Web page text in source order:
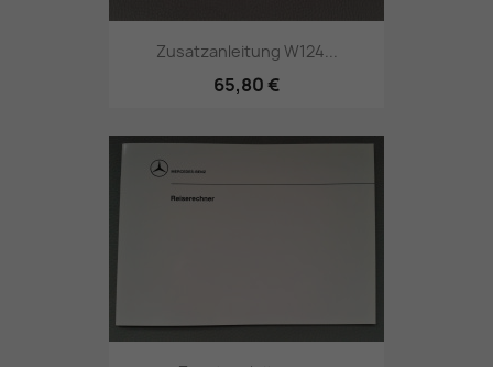
Zusatzanleitung W124...
65,80 €